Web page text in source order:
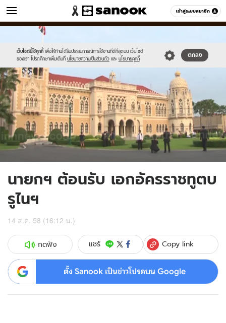
เข้าสู่ระบบสมาชิก
ข่าว หมวดอื่นๆ
เว็บไซต์นี้ใช้คุกกี้ เพื่อให้ท่านได้รับประสบการณ์การใช้งานที่ดีที่สุดบน เว็บไซต์
ของเรา โปรดศึกษาเพิ่มเติมที่ นโยบายความเป็นส่วนตัว และ นโยบายคุกกี้
ตกลง
//s.isanook.com/sr/0/images/logo-
sanook.png
//s.isanook.com/ns/0/ud/369/1847494/638996-
นายกฯ ต้อนรับ เอกอัครราชทูตบ
รูไนฯ
14 ส.ค. 58 (16:12 น.)
กดฟัง แชร์ Copy link
ตั้ง Sanook เป็นข่าวโปรดบน Google